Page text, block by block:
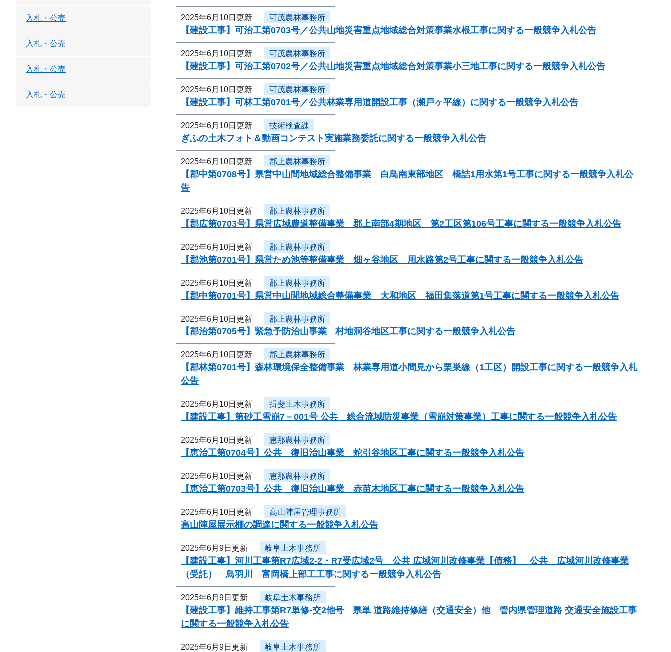
2025年6月10日更新 可茂農林事務所
【建設工事】可治工第0703号／公共山地災害重点地域総合対策事業水根工事に関する一般競争入札公告
2025年6月10日更新 可茂農林事務所
【建設工事】可治工第0702号／公共山地災害重点地域総合対策事業小三地工事に関する一般競争入札公告
2025年6月10日更新 可茂農林事務所
【建設工事】可林工第0701号／公共林業専用道開設工事（瀬戸ヶ平線）に関する一般競争入札公告
2025年6月10日更新 技術検査課
ぎふの土木フォト＆動画コンテスト実施業務委託に関する一般競争入札公告
2025年6月10日更新 郡上農林事務所
【郡中第0708号】県営中山間地域総合整備事業 白鳥南東部地区 橋詰1用水第1号工事に関する一般競争入札公
告
2025年6月10日更新 郡上農林事務所
【郡広第0703号】県営広域農道整備事業 郡上南部4期地区 第2工区第106号工事に関する一般競争入札公告
2025年6月10日更新 郡上農林事務所
【郡池第0701号】県営ため池等整備事業 畑ヶ谷地区 用水路第2号工事に関する一般競争入札公告
2025年6月10日更新 郡上農林事務所
【郡中第0701号】県営中山間地域総合整備事業 大和地区 福田集落道第1号工事に関する一般競争入札公告
2025年6月10日更新 郡上農林事務所
【郡治第0705号】緊急予防治山事業 村地洞谷地区工事に関する一般競争入札公告
2025年6月10日更新 郡上農林事務所
【郡林第0701号】森林環境保全整備事業 林業専用道小間見から栗巣線（1工区）開設工事に関する一般競争入札
公告
2025年6月10日更新 揖斐土木事務所
【建設工事】第砂工雪崩7－001号 公共 総合流域防災事業（雪崩対策事業）工事に関する一般競争入札公告
2025年6月10日更新 恵那農林事務所
【恵治工第0704号】公共 復旧治山事業 蛇引谷地区工事に関する一般競争入札公告
2025年6月10日更新 恵那農林事務所
【恵治工第0703号】公共 復旧治山事業 赤苗木地区工事に関する一般競争入札公告
2025年6月10日更新 高山陣屋管理事務所
高山陣屋展示棚の調達に関する一般競争入札公告
2025年6月9日更新 岐阜土木事務所
【建設工事】河川工事第R7広域2-2・R7受広域2号 公共 広域河川改修事業【債務】 公共 広域河川改修事業
（受託） 鳥羽川 富岡橋上部工工事に関する一般競争入札公告
2025年6月9日更新 岐阜土木事務所
【建設工事】維持工事第R7単修-交2他号 県単 道路維持修繕（交通安全）他 管内県管理道路 交通安全施設工事
に関する一般競争入札公告
2025年6月9日更新 岐阜土木事務所
入札・公売
入札・公売
入札・公売
入札・公売